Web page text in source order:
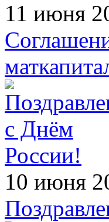
11 июня
10 июня